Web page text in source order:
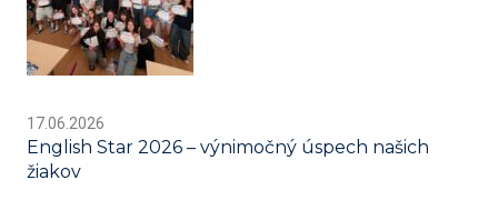
17.06.2026
English Star 2026 – výnimočný úspech našich
žiakov